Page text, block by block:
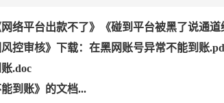
网络平台出款不了》《碰到平台被黑了说通
控审核》下载：在黑网账号异常不能到账
.doc
到账》的文档...